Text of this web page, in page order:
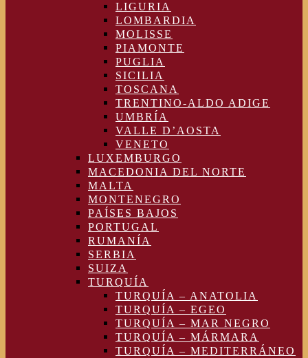
LIGURIA
LOMBARDIA
MOLISSE
PIAMONTE
PUGLIA
SICILIA
TOSCANA
TRENTINO-ALDO ADIGE
UMBRÍA
VALLE D’AOSTA
VENETO
LUXEMBURGO
MACEDONIA DEL NORTE
MALTA
MONTENEGRO
PAÍSES BAJOS
PORTUGAL
RUMANÍA
SERBIA
SUIZA
TURQUÍA
TURQUÍA – ANATOLIA
TURQUÍA – EGEO
TURQUÍA – MAR NEGRO
TURQUÍA – MÁRMARA
TURQUÍA – MEDITERRÁNEO